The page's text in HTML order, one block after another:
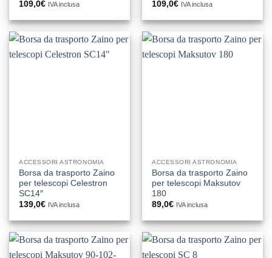
109,0€ IVA inclusa
109,0€ IVA inclusa
ACCESSORI ASTRONOMIA
Borsa da trasporto Zaino
per telescopi Celestron
SC14″
139,0€ IVA inclusa
ACCESSORI ASTRONOMIA
Borsa da trasporto Zaino
per telescopi Maksutov
180
89,0€ IVA inclusa